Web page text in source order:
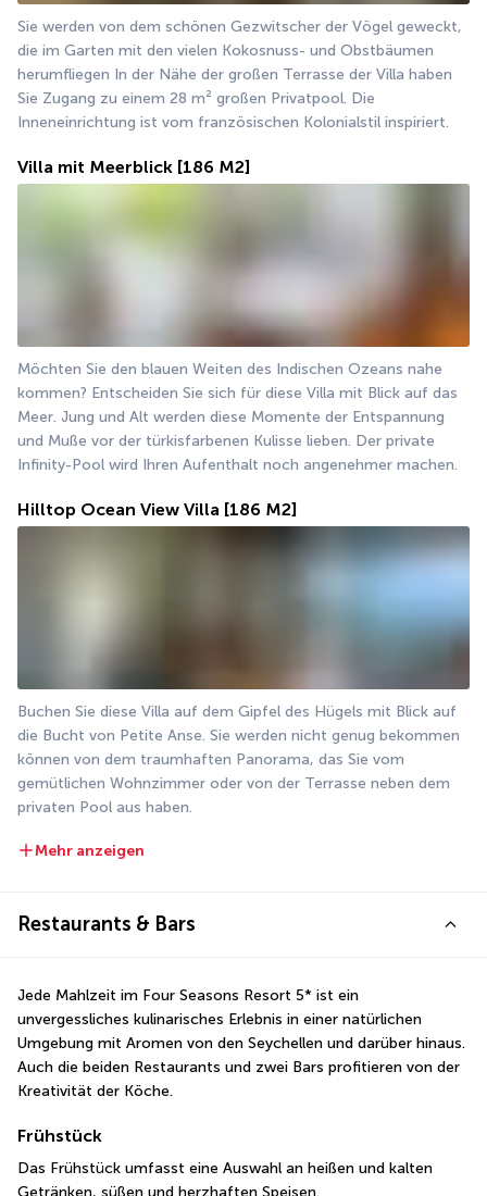
Sie werden von dem schönen Gezwitscher der Vögel geweckt,
die im Garten mit den vielen Kokosnuss- und Obstbäumen
herumfliegen In der Nähe der großen Terrasse der Villa haben
Sie Zugang zu einem 28 m² großen Privatpool. Die
Inneneinrichtung ist vom französischen Kolonialstil inspiriert.
Villa mit Meerblick [186 M2]
Möchten Sie den blauen Weiten des Indischen Ozeans nahe
kommen? Entscheiden Sie sich für diese Villa mit Blick auf das
Meer. Jung und Alt werden diese Momente der Entspannung
und Muße vor der türkisfarbenen Kulisse lieben. Der private
Infinity-Pool wird Ihren Aufenthalt noch angenehmer machen.
Hilltop Ocean View Villa [186 M2]
Buchen Sie diese Villa auf dem Gipfel des Hügels mit Blick auf
die Bucht von Petite Anse. Sie werden nicht genug bekommen
können von dem traumhaften Panorama, das Sie vom
gemütlichen Wohnzimmer oder von der Terrasse neben dem
privaten Pool aus haben.
Mehr anzeigen
Restaurants & Bars
Jede Mahlzeit im Four Seasons Resort 5* ist ein
unvergessliches kulinarisches Erlebnis in einer natürlichen
Umgebung mit Aromen von den Seychellen und darüber hinaus.
Auch die beiden Restaurants und zwei Bars profitieren von der
Kreativität der Köche.
Frühstück
Das Frühstück umfasst eine Auswahl an heißen und kalten
Getränken, süßen und herzhaften Speisen.